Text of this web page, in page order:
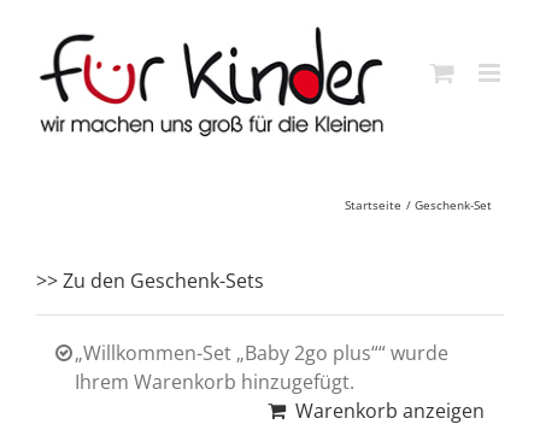
content
Startseite Geschenk-Set
>> Zu den Geschenk-Sets
„Willkommen-Set „Baby 2go plus““ wurde
Ihrem Warenkorb hinzugefügt.
Warenkorb anzeigen